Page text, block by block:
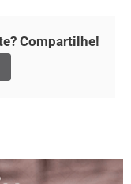
Compartilhe!